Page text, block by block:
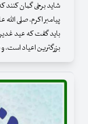
شاید برخی گمان کنند
پیامبر اکرم، صلی
باید گفت که عید غدیر
بزرگترین اعیاد